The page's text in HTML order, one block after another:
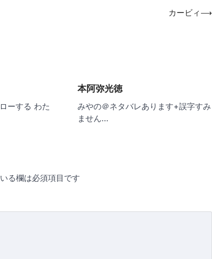
カービィ ⟶
ーする わた
本阿弥光徳
みやの＠ネタバレあります+誤字すみ
ません…
る欄は必須項目です